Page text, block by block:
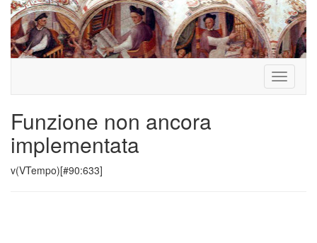
Toggle
Funzione non ancora
implementata
v(VTempo)[#90:633]